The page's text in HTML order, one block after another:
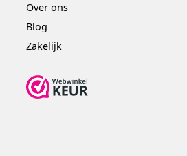
Over ons
Blog
Zakelijk